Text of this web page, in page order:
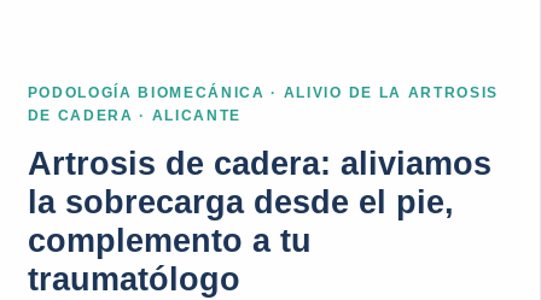
PODOLOGÍA BIOMECÁNICA · ALIVIO DE LA ARTROSIS
DE CADERA · ALICANTE
Artrosis de cadera: aliviamos
la sobrecarga desde el pie,
complemento a tu
traumatólogo